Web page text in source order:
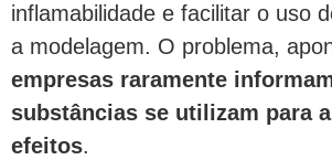
inflamabilidade e facilitar o uso
a modelagem. O problema,
empresas raramente
substâncias se utilizam para
efeitos.